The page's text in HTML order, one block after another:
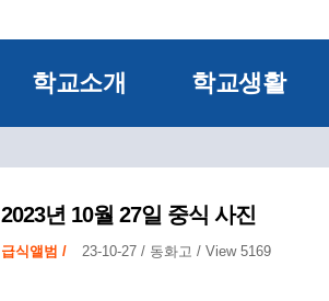
학교소개 학교생활
2023년 10월 27일 중식 사진
급식앨범 / 23-10-27 / 동화고 / View 5169